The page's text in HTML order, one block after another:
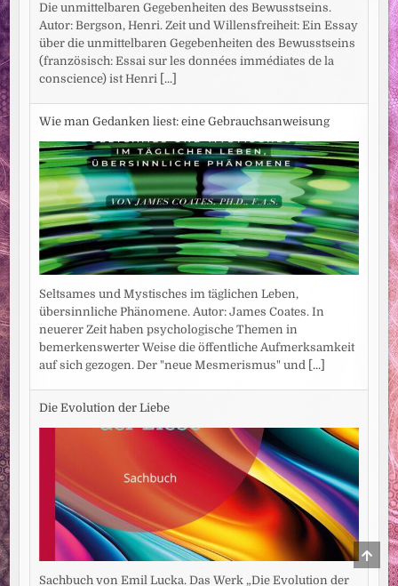
Die unmittelbaren Gegebenheiten des Bewusstseins.
Autor: Bergson, Henri. Zeit und Willensfreiheit: Ein Essay
über die unmittelbaren Gegebenheiten des Bewusstseins
(französisch: Essai sur les données immédiates de la
conscience) ist Henri [...]
Wie man Gedanken liest: eine Gebrauchsanweisung
Seltsames und Mystisches im täglichen Leben,
übersinnliche Phänomene. Autor: James Coates. In
neuerer Zeit haben psychologische Themen in
bemerkenswerter Weise die öffentliche Aufmerksamkeit
auf sich gezogen. Der "neue Mesmerismus" und [...]
Die Evolution der Liebe
Sachbuch von Emil Lucka. Das Werk „Die Evolution der
TO
TOP